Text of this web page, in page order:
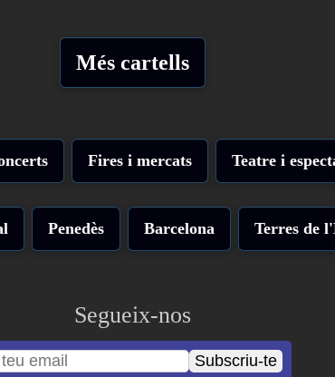
Més cartells
Fires i mercats Teatre i
Penedès Barcelona Terres de
Segueix-nos
Subscriu-te